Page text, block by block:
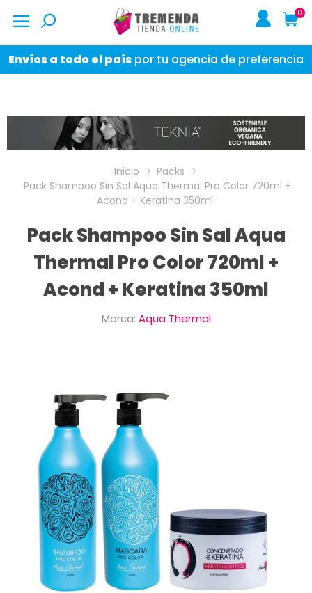
0
Envíos a todo el país por tu agencia de preferencia
Inicio
Packs
Pack Shampoo Sin Sal Aqua Thermal Pro Color 720ml +
Acond + Keratina 350ml
Pack Shampoo Sin Sal Aqua
Thermal Pro Color 720ml +
Acond + Keratina 350ml
Marca: Aqua Thermal